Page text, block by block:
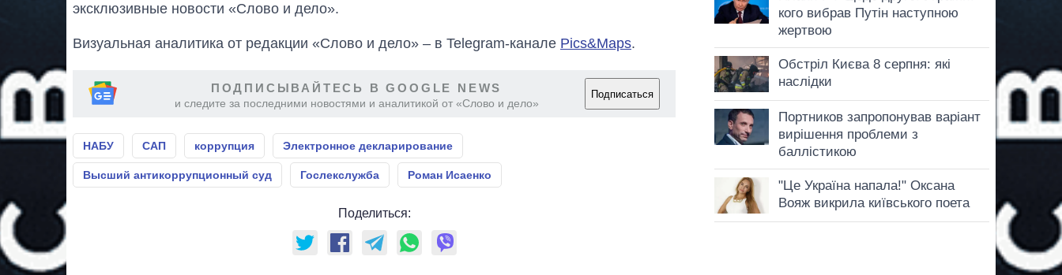
эксклюзивные новости «Слово и дело».
Визуальная аналитика от редакции «Слово и дело» – в Telegram-канале Pics&Maps.
ПОДПИСЫВАЙТЕСЬ В GOOGLE NEWS
и следите за последними новостями и аналитикой от «Слово и дело»
Подписаться
НАБУ САП коррупция Электронное декларирование
Высший антикоррупционный суд Гослекслужба Роман Исаенко
Поделиться: